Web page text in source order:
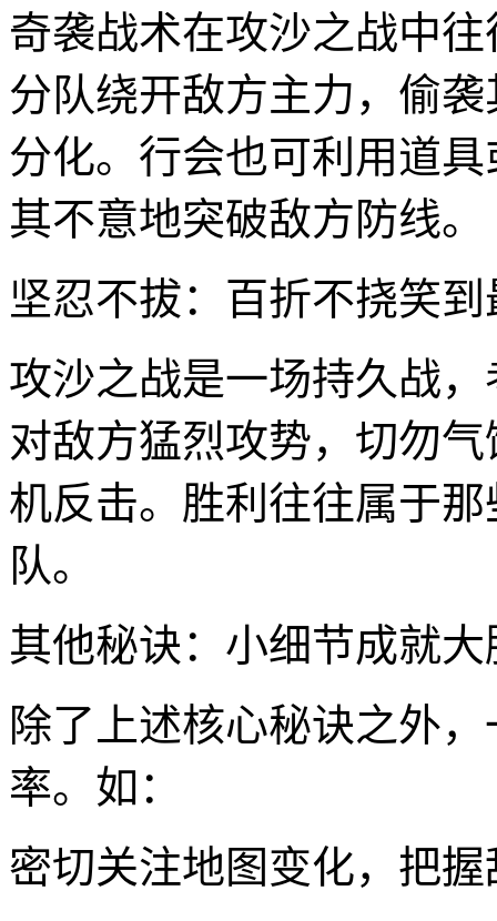
奇袭战术在攻沙之战中
分队绕开敌方主力，偷
分化。行会也可利用道
其不意地突破敌方防线。
坚忍不拔：百折不挠笑到
攻沙之战是一场持久战
对敌方猛烈攻势，切勿
机反击。胜利往往属于
队。
其他秘诀：小细节成就大
除了上述核心秘诀之外
率。如：
密切关注地图变化，把